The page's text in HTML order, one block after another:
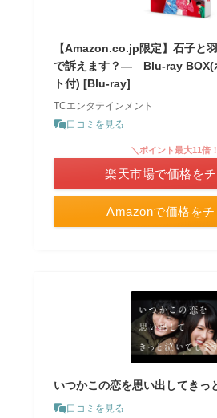
【Amazon.co.jp限定】石子と
で訴えます？― Blu-ray BOX(
ト付) [Blu-ray]
TCエンタテインメント
口コミを見る
Amazonで価格をチ
＼ポイント最大11倍
楽天市場で価格を
いつかこの恋を思い出してきっ
口コミを見る